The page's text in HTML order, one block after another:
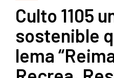
Culto 1105
sostenible
lema